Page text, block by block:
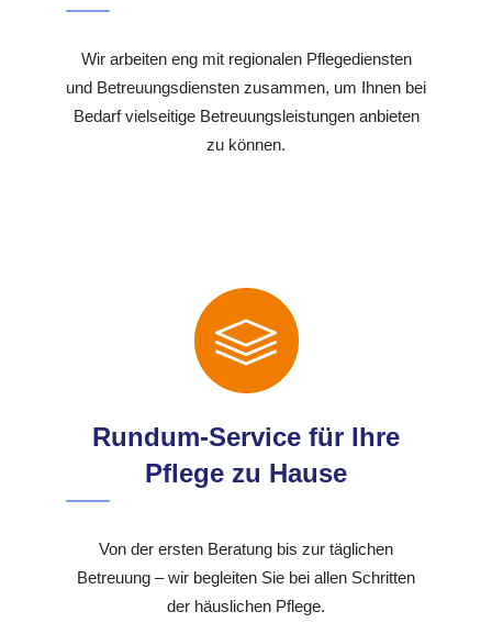
Wir arbeiten eng mit regionalen Pflegediensten
und Betreuungsdiensten zusammen, um Ihnen bei
Bedarf vielseitige Betreuungsleistungen anbieten
zu können.
Rundum-Service für Ihre
Pflege zu Hause
Von der ersten Beratung bis zur täglichen
Betreuung – wir begleiten Sie bei allen Schritten
der häuslichen Pflege.